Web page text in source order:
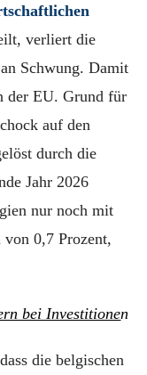
verliert die
Schwung. Damit
der EU. Grund für
auf den
durch die
Jahr 2026
nur noch mit
0,7 Prozent,
bei Investitionen
die belgischen